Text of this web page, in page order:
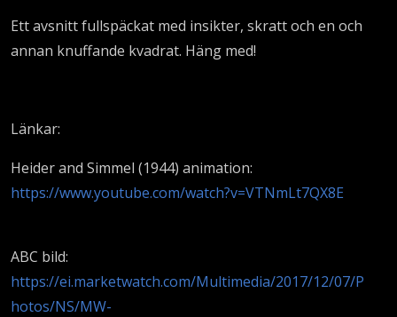
Ett avsnitt fullspäckat med insikter, skratt och en och
annan knuffande kvadrat. Häng med!
Länkar:
Heider and Simmel (1944) animation:
https://www.youtube.com/watch?v=VTNmLt7QX8E
ABC bild:
https://ei.marketwatch.com/Multimedia/2017/12/07/P
hotos/NS/MW-